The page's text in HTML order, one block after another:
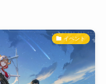
イベント